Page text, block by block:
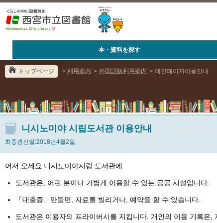
本・資料を探す
トップページ > 利用案内 > 外国語版利用案内 > 메인페이지이용안내
니시노미야 시립도서관 이용안내
최종갱신일:2018년4월2일
어서 오세요 니시노미야시립 도서관에
도서관은, 어떤 분이나 가볍게 이용할 수 있는 공공 시설입니다.
「대출증」만들면, 자료를 빌리거나, 예약을 할 수 있습니다.
도서관은 이용자의 프라이버시를 지킵니다. 개인의 이용 기록은